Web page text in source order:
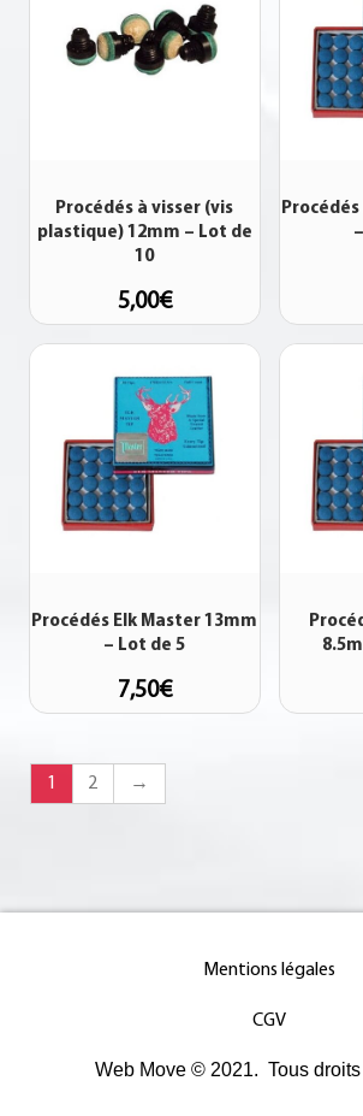
Procédés à visser (vis
plastique) 12mm – Lot de
10
5,00€
Procédés Elk Master 13mm
– Lot de 5
7,50€
1 2 →
Mentions légales
CGV
Web Move © 2021. Tous droits